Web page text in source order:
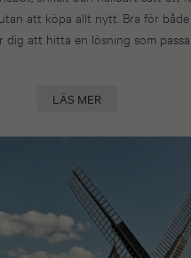
att köpa allt nytt. Bra för
dig att hitta en lösning som
LÄS MER